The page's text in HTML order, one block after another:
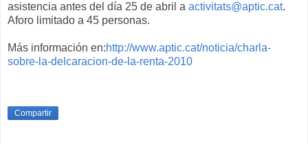
asistencia antes del día 25 de abril a activitats@aptic.cat.
Aforo limitado a 45 personas.
Más información en:http://www.aptic.cat/noticia/charla-
sobre-la-delcaracion-de-la-renta-2010
Compartir